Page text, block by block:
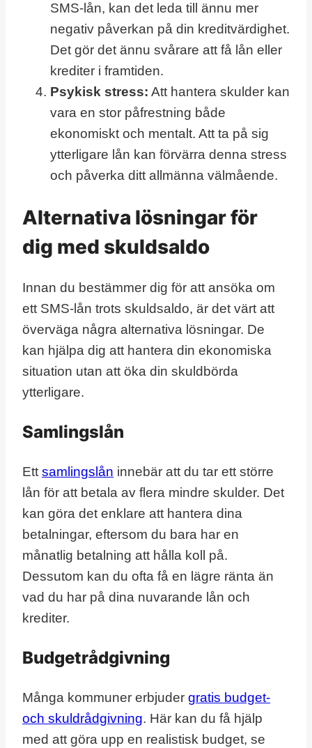
SMS-lån, kan det leda till ännu mer
negativ påverkan på din kreditvärdighet.
Det gör det ännu svårare att få lån eller
krediter i framtiden.
Psykisk stress: Att hantera skulder kan
vara en stor påfrestning både
ekonomiskt och mentalt. Att ta på sig
ytterligare lån kan förvärra denna stress
och påverka ditt allmänna välmående.
Alternativa lösningar för
dig med skuldsaldo
Innan du bestämmer dig för att ansöka om
ett SMS-lån trots skuldsaldo, är det värt att
överväga några alternativa lösningar. De
kan hjälpa dig att hantera din ekonomiska
situation utan att öka din skuldbörda
ytterligare.
Samlingslån
Ett samlingslån innebär att du tar ett större
lån för att betala av flera mindre skulder. Det
kan göra det enklare att hantera dina
betalningar, eftersom du bara har en
månatlig betalning att hålla koll på.
Dessutom kan du ofta få en lägre ränta än
vad du har på dina nuvarande lån och
krediter.
Budgetrådgivning
Många kommuner erbjuder gratis budget-
och skuldrådgivning. Här kan du få hjälp
med att göra upp en realistisk budget, se